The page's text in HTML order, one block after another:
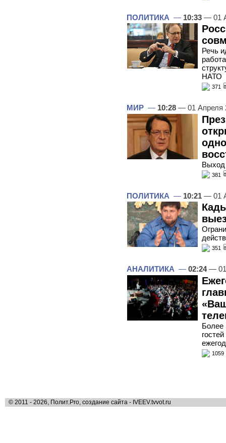
ПОЛИТИКА — 10:33 — 01
Речь
НАТО
371
МИР — 10:28 — 01 Апреля
Выход
381
ПОЛИТИКА — 10:21 — 01
351
АНАЛИТИКА — 02:24— 01
Более
1059
© 2011 - 2026, Полит.Pro, создание сайта - IVEEV.tvvot.ru